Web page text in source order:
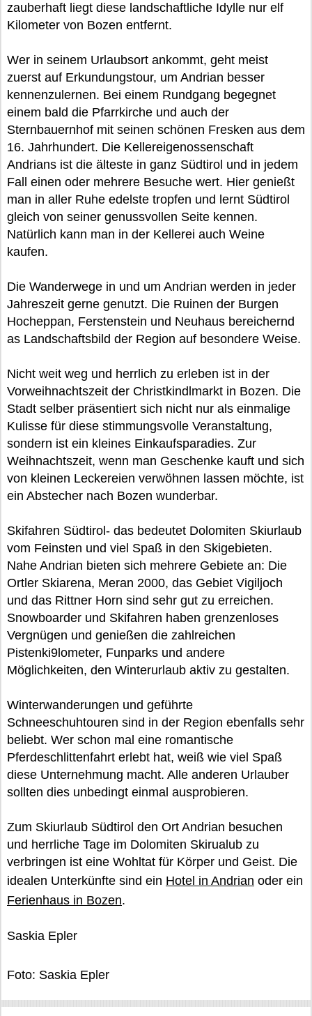
zauberhaft liegt diese landschaftliche Idylle nur elf
Kilometer von Bozen entfernt.
Wer in seinem Urlaubsort ankommt, geht meist
zuerst auf Erkundungstour, um Andrian besser
kennenzulernen. Bei einem Rundgang begegnet
einem bald die Pfarrkirche und auch der
Sternbauernhof mit seinen schönen Fresken aus dem
16. Jahrhundert. Die Kellereigenossenschaft
Andrians ist die älteste in ganz Südtirol und in jedem
Fall einen oder mehrere Besuche wert. Hier genießt
man in aller Ruhe edelste tropfen und lernt Südtirol
gleich von seiner genussvollen Seite kennen.
Natürlich kann man in der Kellerei auch Weine
kaufen.
Die Wanderwege in und um Andrian werden in jeder
Jahreszeit gerne genutzt. Die Ruinen der Burgen
Hocheppan, Ferstenstein und Neuhaus bereichernd
as Landschaftsbild der Region auf besondere Weise.
Nicht weit weg und herrlich zu erleben ist in der
Vorweihnachtszeit der Christkindlmarkt in Bozen. Die
Stadt selber präsentiert sich nicht nur als einmalige
Kulisse für diese stimmungsvolle Veranstaltung,
sondern ist ein kleines Einkaufsparadies. Zur
Weihnachtszeit, wenn man Geschenke kauft und sich
von kleinen Leckereien verwöhnen lassen möchte, ist
ein Abstecher nach Bozen wunderbar.
Skifahren Südtirol- das bedeutet Dolomiten Skiurlaub
vom Feinsten und viel Spaß in den Skigebieten.
Nahe Andrian bieten sich mehrere Gebiete an: Die
Ortler Skiarena, Meran 2000, das Gebiet Vigiljoch
und das Rittner Horn sind sehr gut zu erreichen.
Snowboarder und Skifahren haben grenzenloses
Vergnügen und genießen die zahlreichen
Pistenki9lometer, Funparks und andere
Möglichkeiten, den Winterurlaub aktiv zu gestalten.
Winterwanderungen und geführte
Schneeschuhtouren sind in der Region ebenfalls sehr
beliebt. Wer schon mal eine romantische
Pferdeschlittenfahrt erlebt hat, weiß wie viel Spaß
diese Unternehmung macht. Alle anderen Urlauber
sollten dies unbedingt einmal ausprobieren.
Zum Skiurlaub Südtirol den Ort Andrian besuchen
und herrliche Tage im Dolomiten Skirualub zu
verbringen ist eine Wohltat für Körper und Geist. Die
idealen Unterkünfte sind ein Hotel in Andrian oder ein
Ferienhaus in Bozen.
Saskia Epler
Foto: Saskia Epler